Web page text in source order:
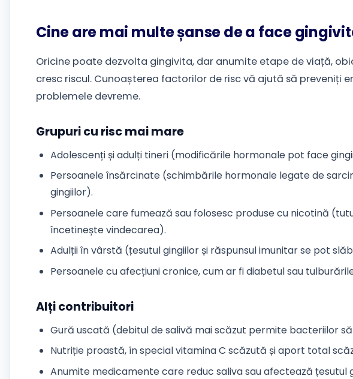
Cine are mai multe șanse de a face
Oricine poate dezvolta gingivita, dar anumite etape de viață,
cresc riscul. Cunoașterea factorilor de risc vă ajută să preveniți
problemele devreme.
Grupuri cu risc mai mare
Adolescenți și adulți tineri (modificările hormonale pot face
Persoanele însărcinate (schimbările hormonale legate de
gingiilor).
Persoanele care fumează sau folosesc produse cu nicotină
încetinește vindecarea).
Adulții în vârstă (țesutul gingiilor și răspunsul imunitar se pot
Persoanele cu afecțiuni cronice, cum ar fi diabetul sau
Alți contribuitori
Gură uscată (debitul de salivă mai scăzut permite bacteriilor
Nutriție proastă, în special vitamina C scăzută și aport total
Anumite medicamente care reduc saliva sau afectează țesutul